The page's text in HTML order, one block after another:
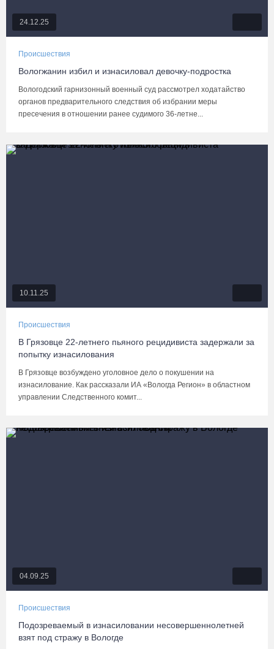
24.12.25
Происшествия
Вологжанин избил и изнасиловал девочку-подростка
Вологодский гарнизонный военный суд рассмотрел ходатайство
органов предварительного следствия об избрании меры
пресечения в отношении ранее судимого 36-летне...
10.11.25
Происшествия
В Грязовце 22-летнего пьяного рецидивиста задержали за
попытку изнасилования
В Грязовце возбуждено уголовное дело о покушении на
изнасилование. Как рассказали ИА «Вологда Регион» в областном
управлении Следственного комит...
04.09.25
Происшествия
Подозреваемый в изнасиловании несовершеннолетней
взят под стражу в Вологде